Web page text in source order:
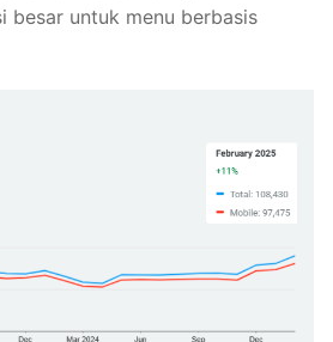
besar untuk menu berbasis